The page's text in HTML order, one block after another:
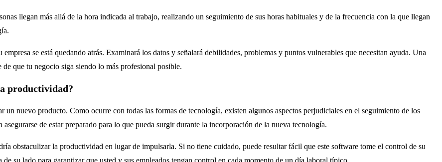
llegan más allá de la hora indicada al trabajo, realizando un seguimiento de sus horas habituales y de la frecuencia con la que llegan
se está quedando atrás. Examinará los datos y señalará debilidades, problemas y puntos vulnerables que necesitan ayuda. Una
que tu negocio siga siendo lo más profesional posible.
productividad?
un nuevo producto. Como ocurre con todas las formas de tecnología, existen algunos aspectos perjudiciales en el seguimiento de los
de estar preparado para lo que pueda surgir durante la incorporación de la nueva tecnología.
obstaculizar la productividad en lugar de impulsarla. Si no tiene cuidado, puede resultar fácil que este software tome el control de su
su lado para garantizar que usted y sus empleados tengan control en cada momento de un día laboral típico.